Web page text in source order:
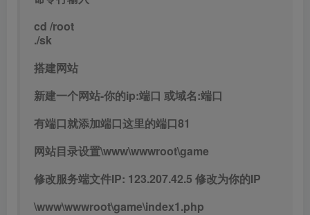
cd /root
./sk
搭建网站
新建一个网站-你的ip:端口 或域名:端口
有端口就添加端口这里的端口81
网站目录设置\www\wwwroot\game
修改服务端文件IP: 123.207.42.5 修改为你的IP
\www\wwwroot\game\index1.php